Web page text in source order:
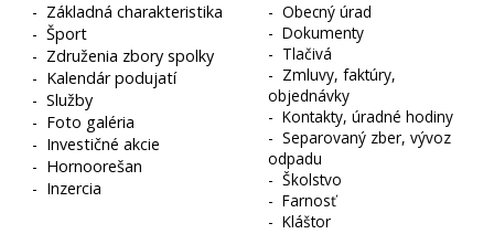
- Základná charakteristika
-Šport
- Združenia zbory spolky
- Kalendár podujatí
-Služby
- Foto galéria
- Investičné akcie
- Hornoorešan
- Inzercia
-Obecný úrad
-Dokumenty
- Tlačivá
- Zmluvy, faktúry,
objednávky
-Kontakty, úradné hodiny
-Separovaný zber, vývoz
odpadu
-Školstvo
-Farnosť
-Kláštor